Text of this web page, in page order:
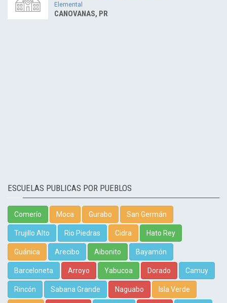
Elemental
CANOVANAS, PR
ESCUELAS PUBLICAS POR PUEBLOS
Comerío Moca Gurabo San Germán
Trujillo Alto Rio Piedras Cidra Hato Rey
Guánica Arecibo Aibonito Bayamón
Barceloneta Arroyo Yabucoa Dorado Camuy
Rincón Sabana Grande Naguabo Isla Verde